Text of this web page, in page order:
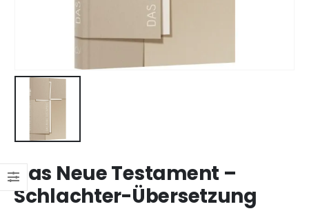
Das Neue Testament –
Schlachter-Übersetzung